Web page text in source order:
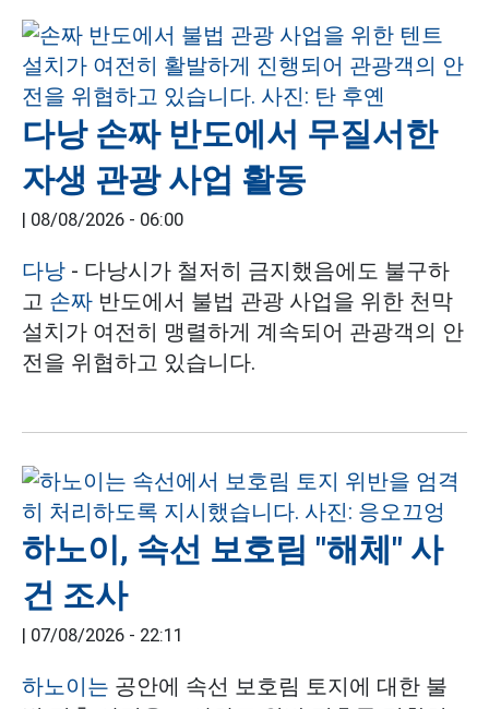
다낭 손짜 반도에서 무질서한
자생 관광 사업 활동
| 08/08/2026 - 06:00
다낭 - 다낭시가 철저히 금지했음에도 불구하
고 손짜 반도에서 불법 관광 사업을 위한 천막
설치가 여전히 맹렬하게 계속되어 관광객의 안
전을 위협하고 있습니다.
하노이, 속선 보호림 "해체" 사
건 조사
| 07/08/2026 - 22:11
하노이는 공안에 속선 보호림 토지에 대한 불